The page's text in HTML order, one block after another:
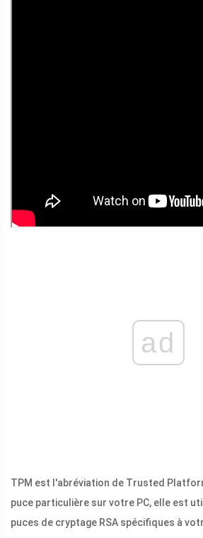
ad
TPM est l'abréviation de Trusted
puce particulière sur votre PC, elle est
puces de cryptage RSA spécifiques à